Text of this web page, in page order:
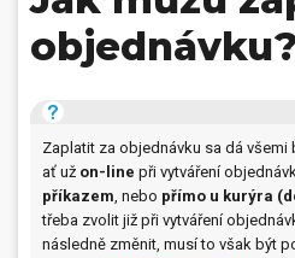
Fotoobrazy a dekorace
Kalendáře s vlastními fotkami
Trička a oděvy
Personalizované hry
Hrnečky a keramika
objednávku?
Zaplatit za objednávku sa dá
ať už on-line při vytváření
příkazem, nebo přímo u kurýra
třeba zvolit již při vytváření
následně změnit, musí to však být